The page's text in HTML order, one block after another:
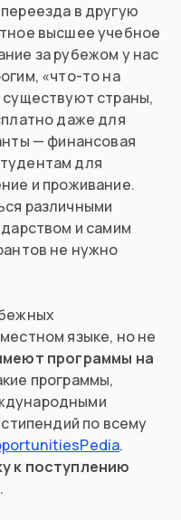
в другую
высшее учебное
за рубежом у нас
«что-то на
страны,
даже для
— финансовая
для
и проживание.
различными
и самим
не нужно
языке, но не
программы на
программы,
по всему
.
к поступлению
.